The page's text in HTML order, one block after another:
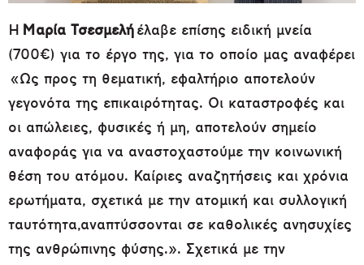
Η Μαρία Τσεσμελή έλαβε επίσης ειδική μνεία
(700€) για το έργο της, για το οποίο μας αναφέρει
«Ως προς τη θεματική, εφαλτήριο αποτελούν
γεγονότα της επικαιρότητας. Οι καταστροφές και
οι απώλειες, φυσικές ή μη, αποτελούν σημείο
αναφοράς για να αναστοχαστούμε την κοινωνική
θέση του ατόμου. Καίριες αναζητήσεις και χρόνια
ερωτήματα, σχετικά με την ατομική και συλλογική
ταυτότητα,αναπτύσσονται σε καθολικές ανησυχίες
της ανθρώπινης φύσης.». Σχετικά με την